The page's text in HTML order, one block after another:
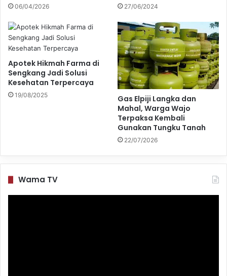
06/04/2026 27/06/2024
Apotek Hikmah Farma di
Sengkang Jadi Solusi
Kesehatan Terpercaya
19/08/2025
Gas Elpiji Langka dan
Mahal, Warga Wajo
Terpaksa Kembali
Gunakan Tungku Tanah
22/07/2026
Wama TV